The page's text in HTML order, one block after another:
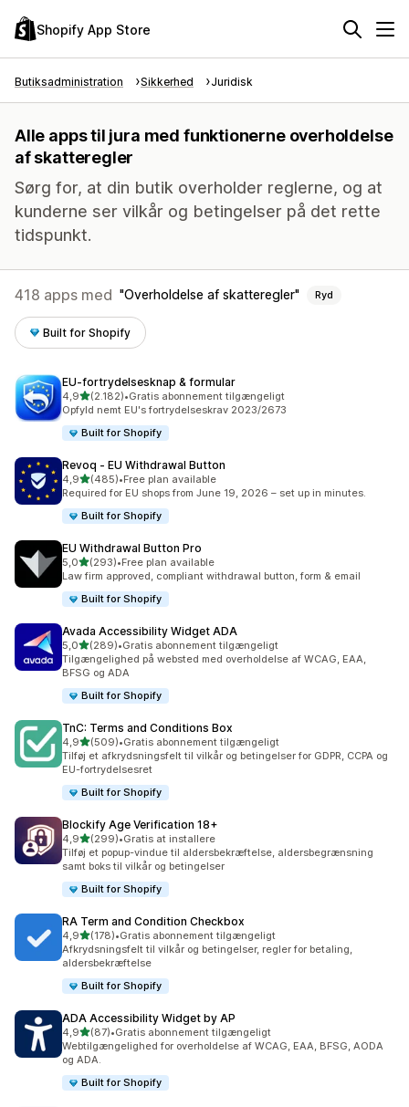
Shopify App Store
Butiksadministration Sikkerhed Juridisk
Alle apps til jura med funktionerne overholdelse
af skatteregler
Sørg for, at din butik overholder reglerne, og at
kunderne ser vilkår og betingelser på det rette
tidspunkt.
418 apps med Overholdelse af skatteregler Ryd
Built for Shopify
EU‑fortrydelsesknap & formular
4,9ud af 5 stjerner
(2.182)
2182 anmeldelser i alt
•Gratis abonnement tilgængeligt
Opfyld nemt EU's fortrydelseskrav 2023/2673
Built for Shopify
Revoq ‑ EU Withdrawal Button
4,9ud af 5 stjerner
(485)
485 anmeldelser i alt
•Free plan available
Required for EU shops from June 19, 2026 – set up in minutes.
Built for Shopify
EU Withdrawal Button Pro
5,0ud af 5 stjerner
(293)
293 anmeldelser i alt
•Free plan available
Law firm approved, compliant withdrawal button, form & email
Built for Shopify
Avada Accessibility Widget ADA
5,0ud af 5 stjerner
(289)
289 anmeldelser i alt
•Gratis abonnement tilgængeligt
Tilgængelighed på websted med overholdelse af WCAG, EAA,
BFSG og ADA
Built for Shopify
TnC: Terms and Conditions Box
4,9ud af 5 stjerner
(509)
509 anmeldelser i alt
•Gratis abonnement tilgængeligt
Tilføj et afkrydsningsfelt til vilkår og betingelser for GDPR, CCPA og
EU-fortrydelsesret
Built for Shopify
Blockify Age Verification 18+
4,9ud af 5 stjerner
(299)
299 anmeldelser i alt
•Gratis at installere
Tilføj et popup-vindue til aldersbekræftelse, aldersbegrænsning
samt boks til vilkår og betingelser
Built for Shopify
RA Term and Condition Checkbox
4,9ud af 5 stjerner
(178)
178 anmeldelser i alt
•Gratis abonnement tilgængeligt
Afkrydsningsfelt til vilkår og betingelser, regler for betaling,
aldersbekræftelse
Built for Shopify
ADA Accessibility Widget by AP
4,9ud af 5 stjerner
(87)
87 anmeldelser i alt
•Gratis abonnement tilgængeligt
Webtilgængelighed for overholdelse af WCAG, EAA, BFSG, AODA
og ADA.
Built for Shopify